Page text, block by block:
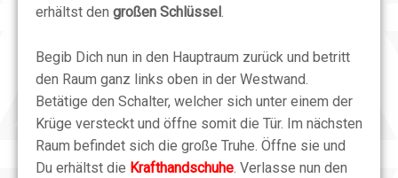
erhältst den großen Schlüssel .
Begib Dich nun in den Hauptraum zurück und betritt
den Raum ganz links oben in der Westwand.
Betätige den Schalter, welcher sich unter einem der
Krüge versteckt und öffne somit die Tür. Im nächsten
Raum befindet sich die große Truhe. Öffne sie und
Du erhältst die Krafthandschuhe . Verlasse nun den